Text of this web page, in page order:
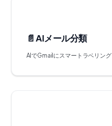
📄️ AIメール分類
AIでGmailにスマートラベリング